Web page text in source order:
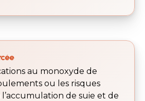
au monoxyde de
ou les risques
l’accumulation de suie et de